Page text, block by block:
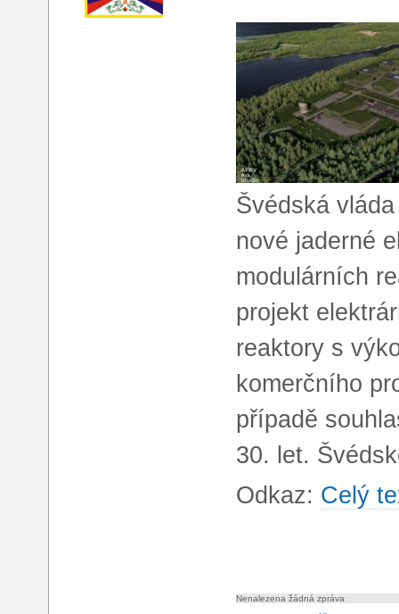
Švédská
nové jaderné
modulárních
projekt
reaktory s
komerčního
případě
30. let.
Odkaz: Celý
Nenalezena žádná zpráva